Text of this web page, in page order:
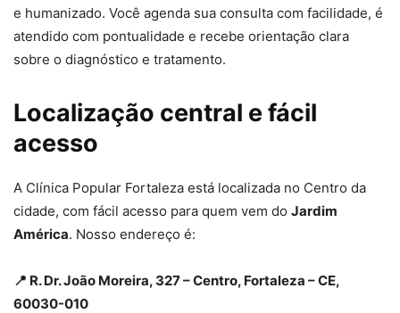
e humanizado. Você agenda sua consulta com facilidade, é
atendido com pontualidade e recebe orientação clara
sobre o diagnóstico e tratamento.
Localização central e fácil
acesso
A Clínica Popular Fortaleza está localizada no Centro da
cidade, com fácil acesso para quem vem do Jardim
América. Nosso endereço é:
📍 R. Dr. João Moreira, 327 – Centro, Fortaleza – CE,
60030-010